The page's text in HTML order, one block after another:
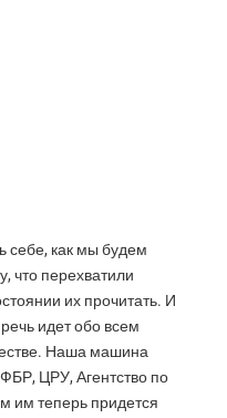
себе, как мы будем
что перехватили
их прочитать. И
идет обо всем
Наша машина
ЦРУ, Агентство по
им теперь придется